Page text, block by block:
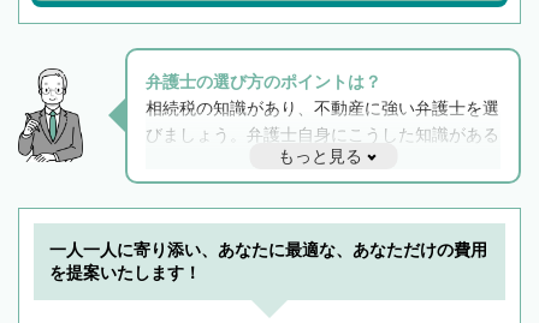
弁護士の選び方のポイントは？
相続税の知識があり、不動産に強い弁護士を選
びましょう。弁護士自身にこうした知識がある
と他士業との連携もスムーズに進み、トラブル
解決のみならず相続をトータルで任せることが
できます。また、相続は感情がからむ分野なの
でフィーリングも重要です。実際に電話や面談
で複数の弁護士と会話をしてウマが合う方に依
もっと見る
一人一人に寄り添い、あなたに最適な、あなただけの費用
を提案いたします！